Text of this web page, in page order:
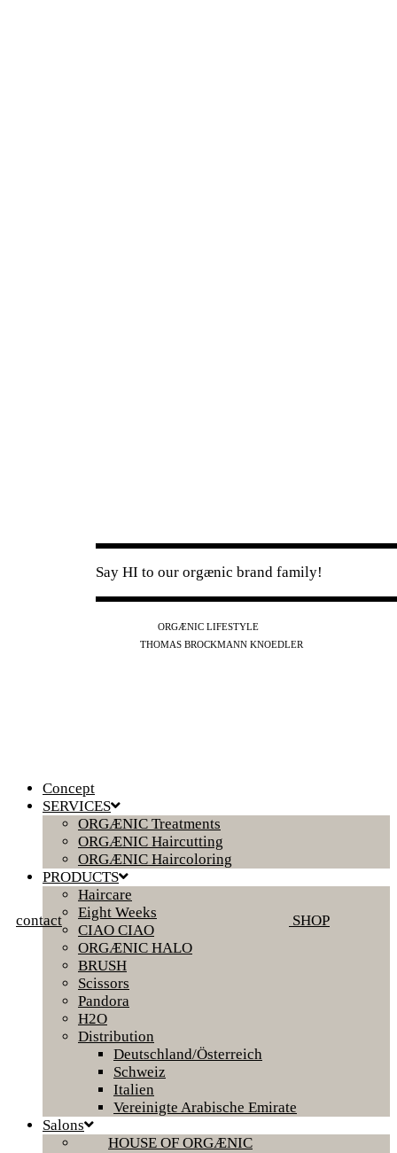
Say HI to our orgænic brand family!
ORGÆNIC LIFESTYLE
THOMAS BROCKMANN KNOEDLER
contact SHOP
Concept
SERVICES
ORGÆNIC Treatments
ORGÆNIC Haircutting
ORGÆNIC Haircoloring
PRODUCTS
Haircare
Eight Weeks
CIAO CIAO
ORGÆNIC HALO
BRUSH
Scissors
Pandora
H2O
Distribution
Deutschland/Österreich
Schweiz
Italien
Vereinigte Arabische Emirate
Salons
HOUSE OF ORGÆNIC